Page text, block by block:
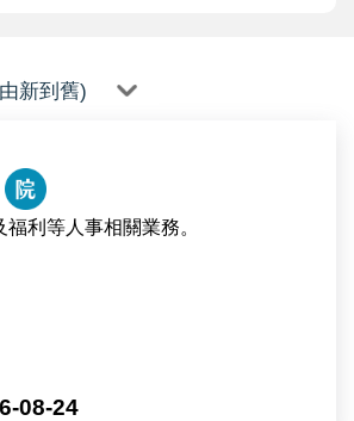
利等人事相關業務。
08-24